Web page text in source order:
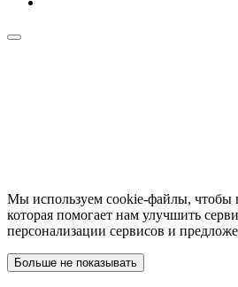
Мы используем cookie-файлы, чтобы
которая помогает нам улучшить
персонализации сервисов и
Больше не показывать